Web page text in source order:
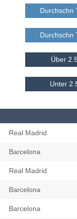
Durchschn
Durchschn
Über
Unter
Real Madrid
Barcelona
Real Madrid
Barcelona
Barcelona